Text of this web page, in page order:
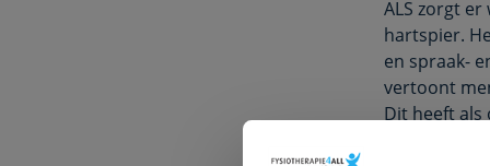
ALS zorgt
hartspier.
en spraak-
vertoont
Dit heeft als